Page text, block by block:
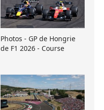
Photos - GP de Hongrie
de F1 2026 - Course